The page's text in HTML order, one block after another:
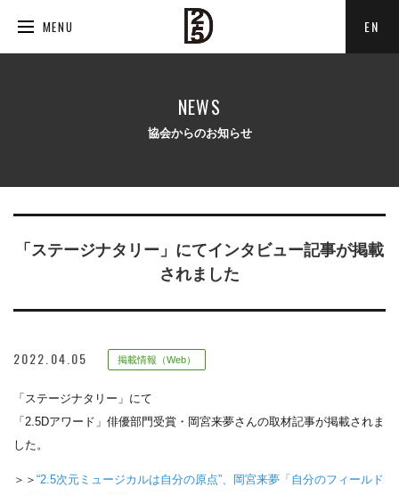
MENU EN
NEWS
協会からのお知らせ
「ステージナタリー」にてインタビュー記事が掲載
されました
2022.04.05 掲載情報（Web）
「ステージナタリー」にて
「2.5Dアワード」俳優部門受賞・岡宮来夢さんの取材記事が掲載されま
した。
＞＞ “2.5次元ミュージカルは自分の原点”、岡宮来夢「自分のフィールド